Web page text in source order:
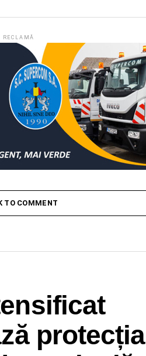
RECLAMĂ
TO COMMENT
protecția